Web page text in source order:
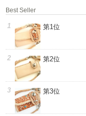
Best Seller
第1位
第2位
第3位